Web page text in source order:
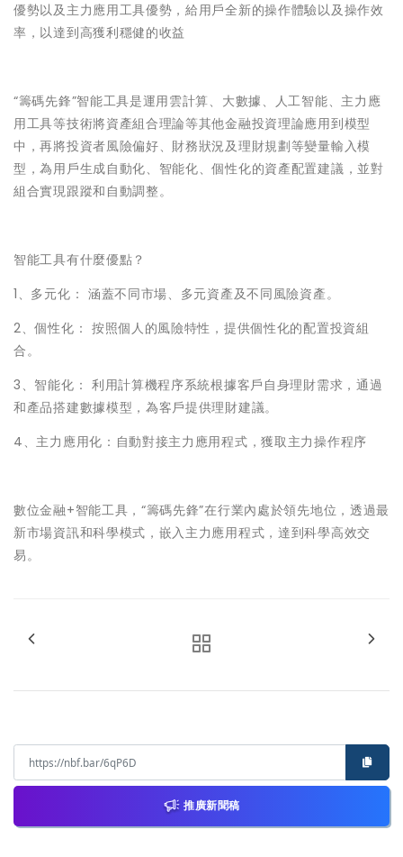
優勢以及主力應用工具優勢，給用戶全新的操作體驗以及操作效
率，以達到高獲利穩健的收益
“籌碼先鋒”智能工具是運用雲計算、大數據、人工智能、主力應
用工具等技術將資產組合理論等其他金融投資理論應用到模型
中，再將投資者風險偏好、財務狀況及理財規劃等變量輸入模
型，為用戶生成自動化、智能化、個性化的資產配置建議，並對
組合實現跟蹤和自動調整。
智能工具有什麼優點？
1、多元化： 涵蓋不同市場、多元資產及不同風險資產。
2、個性化： 按照個人的風險特性，提供個性化的配置投資組
合。
3、智能化： 利用計算機程序系統根據客戶自身理財需求，通過
和產品搭建數據模型，為客戶提供理財建議。
4、主力應用化：自動對接主力應用程式，獲取主力操作程序
數位金融+智能工具，“籌碼先鋒”在行業內處於領先地位，透過最
新市場資訊和科學模式，嵌入主力應用程式，達到科學高效交
易。
推廣新聞稿